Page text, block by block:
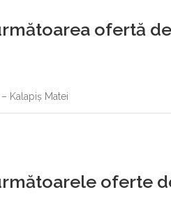
ofertă
Kalapiș Matei
oferte